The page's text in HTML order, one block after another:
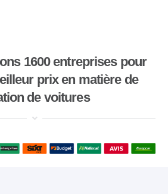
1600 entreprises pour
prix en matière de
de voitures